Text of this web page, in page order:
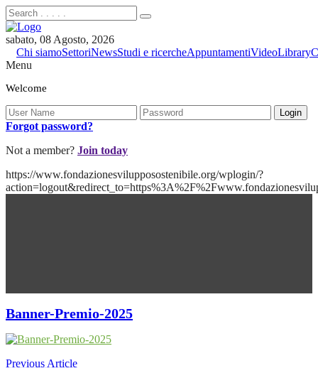
sabato, 08 Agosto, 2026
Chi siamoSettoriNewsStudi e ricercheAppuntamentiVideoLibrary
Menu
Welcome
Forgot password?
Not a member? Join today
https://www.fondazionesvilupposostenibile.org/wplogin/?
Banner-Premio-2025
Previous Article